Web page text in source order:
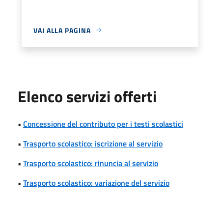
VAI ALLA PAGINA
Elenco servizi offerti
• Concessione del contributo per i testi scolastici
• Trasporto scolastico: iscrizione al servizio
• Trasporto scolastico: rinuncia al servizio
• Trasporto scolastico: variazione del servizio